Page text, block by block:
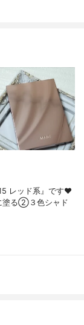
レッド系』です❤️
塗る②３色シャド